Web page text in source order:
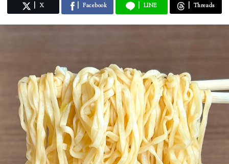
X Facebook LINE Threads